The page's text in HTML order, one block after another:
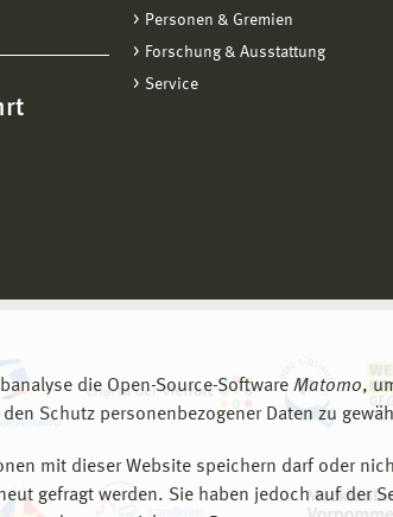
die Open-Source-Software Matomo,
Schutz personenbezogener Daten zu
mit dieser Website speichern darf oder
gefragt werden. Sie haben jedoch auf der
Personen & Gremien
Forschung & Ausstattung
Service